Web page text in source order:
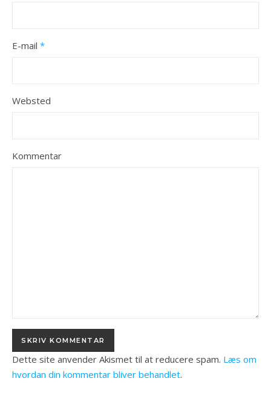
E-mail *
Websted
Kommentar
Dette site anvender Akismet til at reducere spam. Læs om
hvordan din kommentar bliver behandlet.